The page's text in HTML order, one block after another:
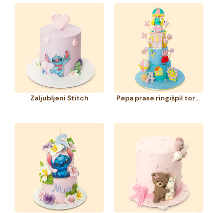
Zaljubljeni Stitch Pepa prase ringišpil torta